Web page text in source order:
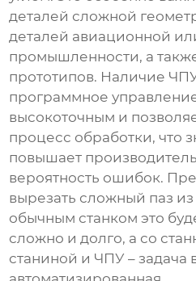
деталей сложной
деталей авиационной
промышленности, а
прототипов. Наличие
программное
высокоточным и
процесс обработки, что
повышает
вероятность ошибок.
вырезать сложный паз из
обычным станком это
сложно и долго, а со
станиной и ЧПУ –